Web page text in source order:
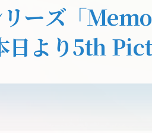
ーズ「
日より5th
）が受注開